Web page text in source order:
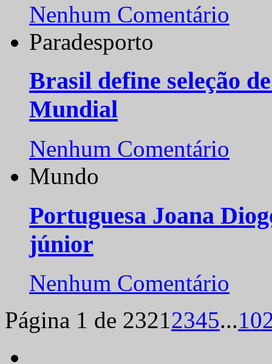
Nenhum Comentário
Paradesporto
Brasil define seleção
Mundial
Nenhum Comentário
Mundo
Portuguesa Joana
júnior
Nenhum Comentário
Página 1 de 23212345...10